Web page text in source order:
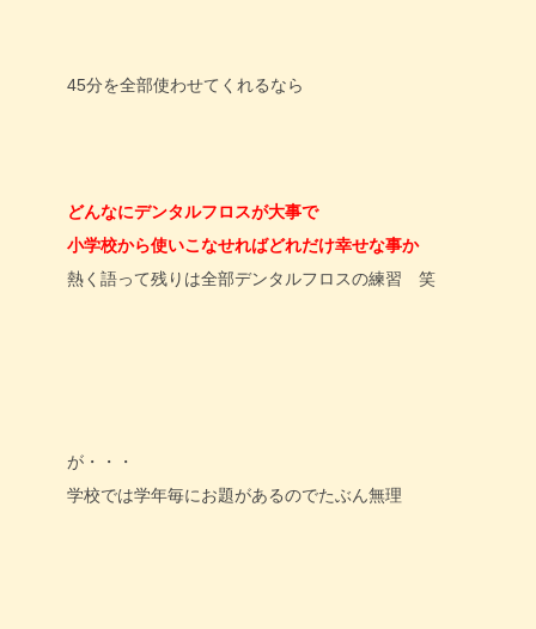
45分を全部使わせてくれるなら
どんなにデンタルフロスが大事で
小学校から使いこなせればどれだけ幸せな事か
熱く語って残りは全部デンタルフロスの練習 笑
が・・・
学校では学年毎にお題があるのでたぶん無理